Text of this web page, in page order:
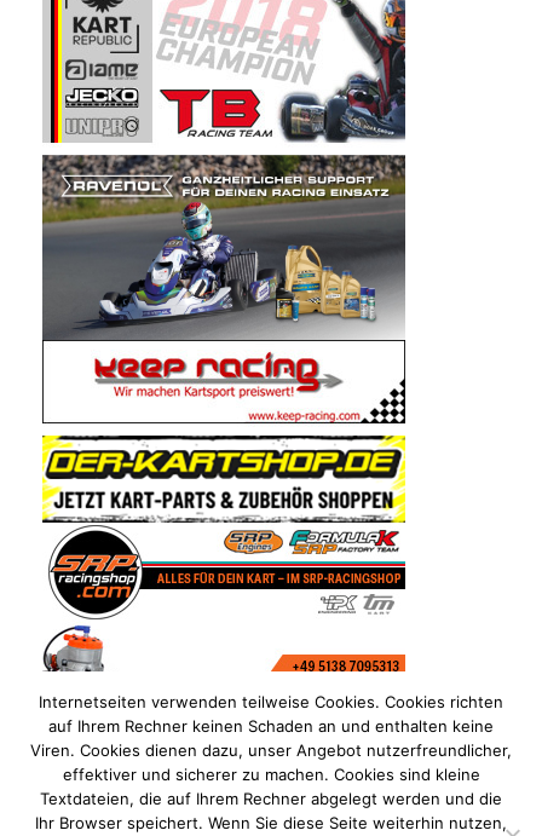
Internetseiten verwenden teilweise Cookies. Cookies richten
auf Ihrem Rechner keinen Schaden an und enthalten keine
Viren. Cookies dienen dazu, unser Angebot nutzerfreundlicher,
effektiver und sicherer zu machen. Cookies sind kleine
Textdateien, die auf Ihrem Rechner abgelegt werden und die
Ihr Browser speichert. Wenn Sie diese Seite weiterhin nutzen,